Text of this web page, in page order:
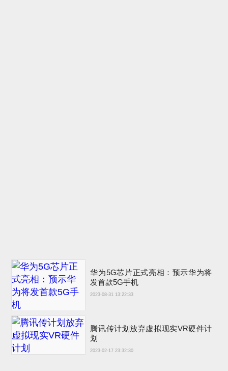
华为5G芯片正式亮相：预示华为将
发首款5G手机
2023-08-31 13:22:33
腾讯传计划放弃虚拟现实VR硬件计
划
2023-02-17 23:32:30